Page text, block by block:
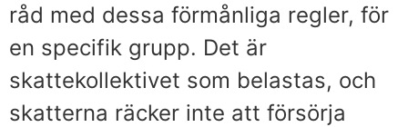
råd med dessa förmånliga regler, för
en specifik grupp. Det är
skattekollektivet som belastas, och
skatterna räcker inte att försörja